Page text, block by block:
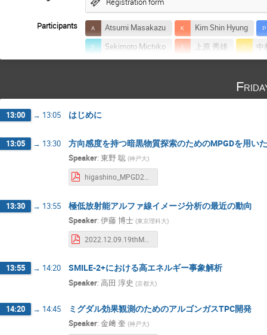
Participants Atsumi Masakazu
Kim Shin Hyung
Sekimoto Michiko
上原 秀雄
中
小林 誠
山本 健介
岸本 祐二
島田 修
水本 哲矢
水村 好貴
永吉 勉
疋田 純也
谷口 日奈子
13:00 → 13:05 はじめに
13:05 → 13:30 方向感度を持つ暗黒物質探索のためのMPGDを用い
Speaker: 東野 聡 (神戸大)
13:30 → 13:55 極低放射能アルファ線イメージ分析の最近の動向
Speaker: 伊藤 博士 (東京理科大)
13:55 → 14:20 SMILE-2+における高エネルギー事象解析
Speaker: 高田 淳史 (京都大)
14:20 → 14:45 ミグダル効果観測のためのアルゴンガスTPC開発
Speaker: 金﨑 奎 (神戸大)